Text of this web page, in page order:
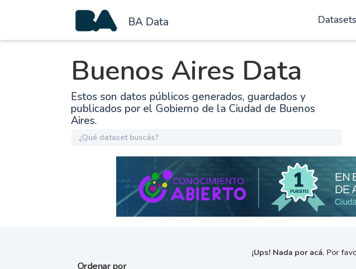
BA Data Datasets
Buenos Aires Data
Estos son datos públicos generados, guardados y
publicados por el Gobierno de la Ciudad de Buenos
Aires.
Ordenar por
¡Ups! Nada por acá. Por